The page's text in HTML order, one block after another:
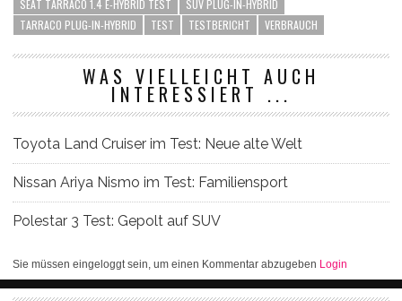
SEAT TARRACO 1.4 E-HYBRID TEST
SUV PLUG-IN-HYBRID
TARRACO PLUG-IN-HYBRID
TEST TESTBERICHT VERBRAUCH
WAS VIELLEICHT AUCH
INTERESSIERT ...
Toyota Land Cruiser im Test: Neue alte Welt
Nissan Ariya Nismo im Test: Familiensport
Polestar 3 Test: Gepolt auf SUV
Sie müssen eingeloggt sein, um einen Kommentar abzugeben Login